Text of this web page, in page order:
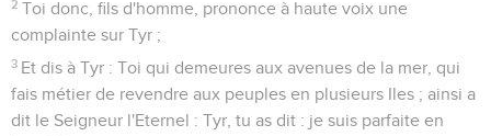
2 Toi donc, fils d'homme, prononce à haute voix une
complainte sur Tyr ;
3 Et dis à Tyr : Toi qui demeures aux avenues de la mer, qui
fais métier de revendre aux peuples en plusieurs Iles ; ainsi a
dit le Seigneur l'Eternel : Tyr, tu as dit : je suis parfaite en